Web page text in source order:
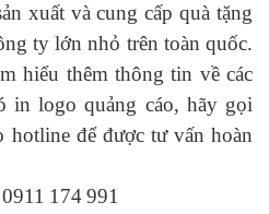
xuất và cung cấp quà tặng
ty lớn nhỏ trên toàn quốc.
hiểu thêm thông tin về các
in logo quảng cáo, hãy gọi
hotline để được tư vấn hoàn
174991